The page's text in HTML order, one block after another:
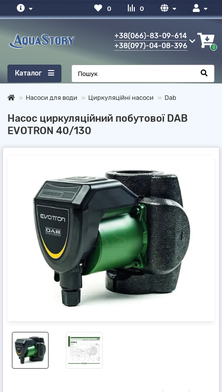
0
0
+38(066)-83-09-614
+38(097)-04-08-396
0
Каталог
Насоси для води Циркуляційні насоси Dab
Насос циркуляційний побутової DAB
EVOTRON 40/130